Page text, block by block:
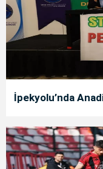
İpekyolu’nda